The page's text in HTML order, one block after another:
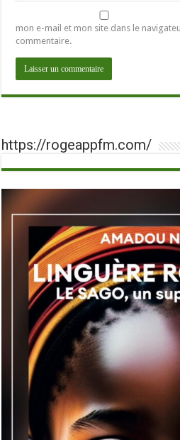
mon e-mail et mon site dans le
commentaire.
https://rogeappfm.com/